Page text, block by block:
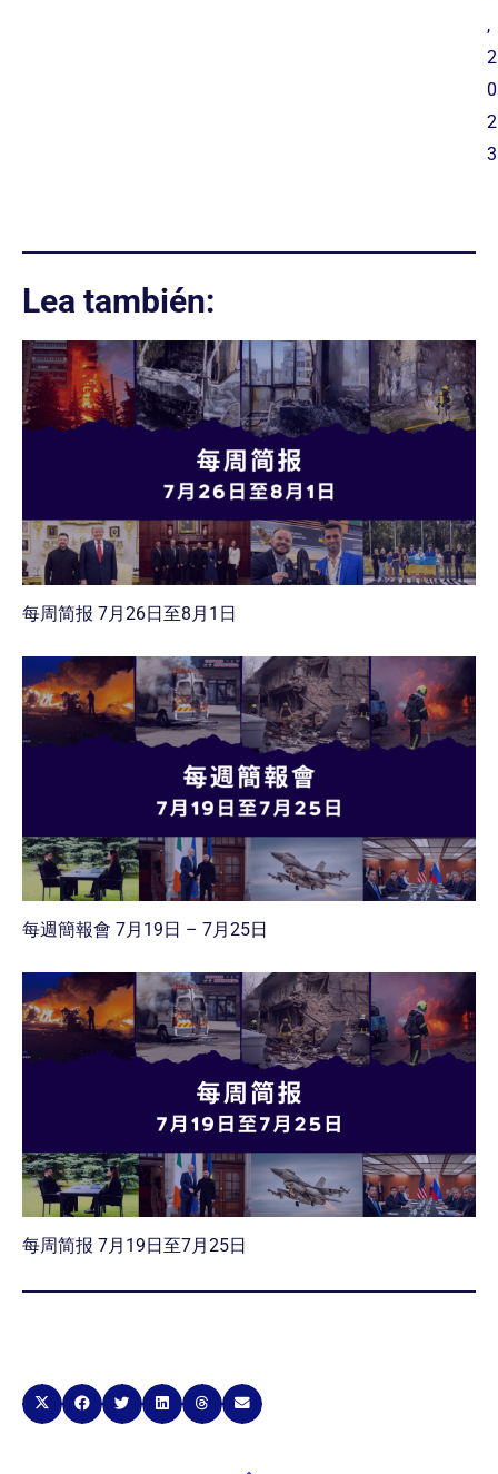
,
2
0
2
3
Lea también:
每周简报 7月26日至8月1日
每週簡報會 7月19日 – 7月25日
每周简报 7月19日至7月25日